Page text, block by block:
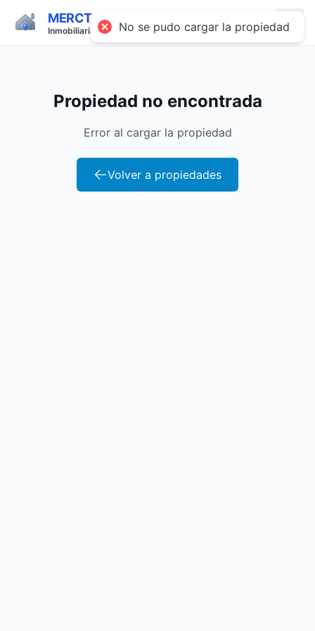
No se pudo cargar la propiedad
MERCTEL
Inmobiliaria
Propiedad no encontrada
Error al cargar la propiedad
Volver a propiedades